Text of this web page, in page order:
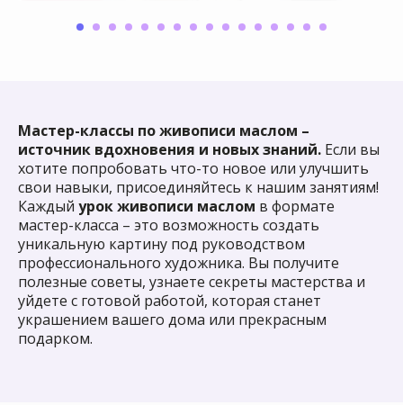
Мастер-классы по живописи маслом –
источник вдохновения и новых знаний. Если вы
хотите попробовать что-то новое или улучшить
свои навыки, присоединяйтесь к нашим занятиям!
Каждый урок живописи маслом в формате
мастер-класса – это возможность создать
уникальную картину под руководством
профессионального художника. Вы получите
полезные советы, узнаете секреты мастерства и
уйдете с готовой работой, которая станет
украшением вашего дома или прекрасным
подарком.
Посмотреть все курсы
с которымивы на одной
Участвовать в выставках,
выставлять свои работы
и продавать их
4